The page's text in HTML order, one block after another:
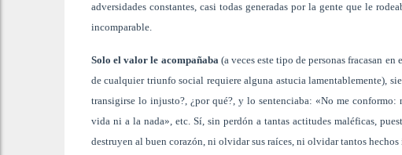
adversidades constantes, casi todas generadas por la gente que le
incomparable.
Solo el valor le acompañaba(a veces este tipo de personas fracasan
de cualquier triunfo social requiere alguna astucia lamentablemente),
transigirse lo injusto?, ¿por qué?, y lo sentenciaba: «No me conformo:
vida ni a la nada», etc. Sí, sin perdón a tantas actitudes maléficas,
destruyen al buen corazón, ni olvidar sus raíces, ni olvidar tantos hechos